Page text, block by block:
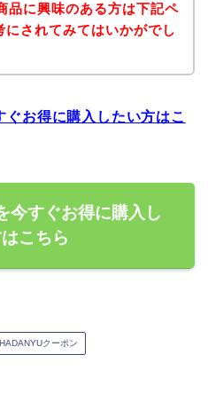
品に興味のある方は下記ペ
にされてみてはいかがでし
お得に購入したい方はこ
今すぐお得に購入し
こちら
クーポン